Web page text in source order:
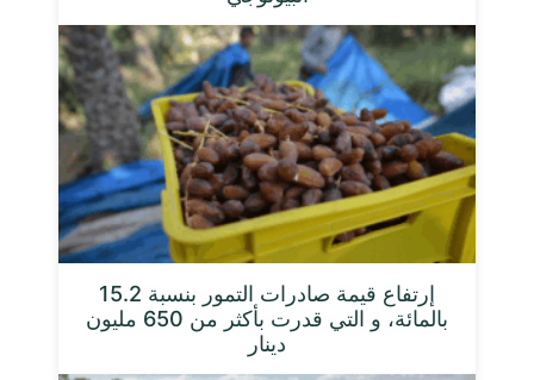
إرتفاع قيمة صادرات التمور بنسبة 15.2
بالمائة، و التي قدرت بأكثر من 650 مليون
دينار